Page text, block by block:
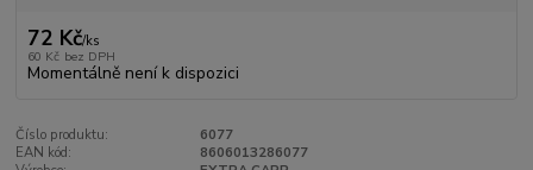
72 Kč/ks
60 Kč bez DPH
Momentálně není k dispozici
Číslo produktu:
6077
EAN kód:
8606013286077